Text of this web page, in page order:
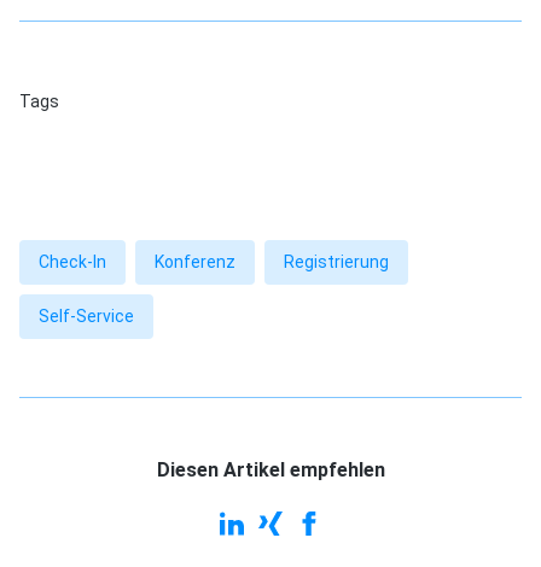
Tags
Check-In Konferenz Registrierung
Self-Service
Diesen Artikel empfehlen